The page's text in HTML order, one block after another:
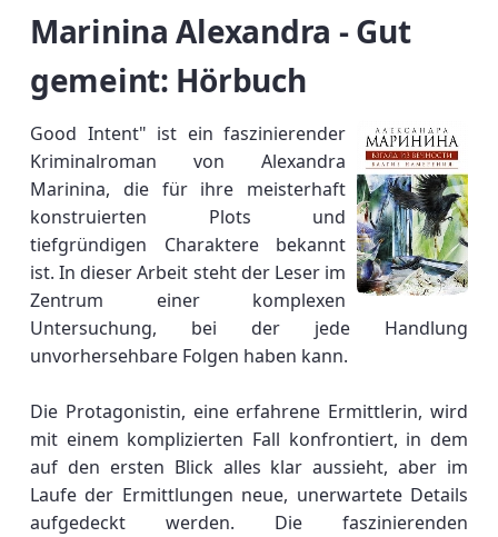
Marinina Alexandra - Gut
gemeint: Hörbuch
Good Intent" ist ein faszinierender
Kriminalroman von Alexandra
Marinina, die für ihre meisterhaft
konstruierten Plots und
tiefgründigen Charaktere bekannt
ist. In dieser Arbeit steht der Leser im
Zentrum einer komplexen
Untersuchung, bei der jede Handlung
unvorhersehbare Folgen haben kann.
Die Protagonistin, eine erfahrene Ermittlerin, wird
mit einem komplizierten Fall konfrontiert, in dem
auf den ersten Blick alles klar aussieht, aber im
Laufe der Ermittlungen neue, unerwartete Details
aufgedeckt werden. Die faszinierenden